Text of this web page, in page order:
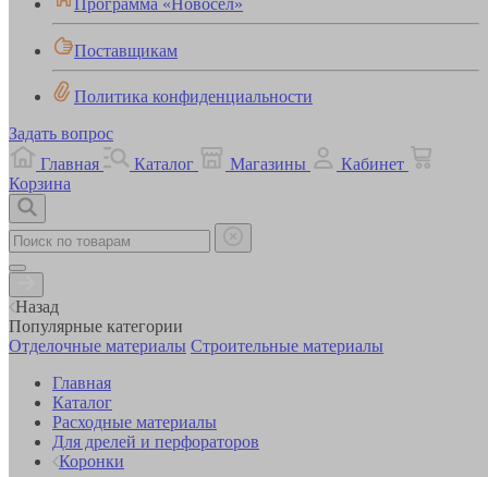
Поставщикам
Политика конфиденциальности
Задать вопрос
Главная
Каталог Магазины
Кабинет
Корзина
Назад
Популярные категории
Отделочные материалы Строительные материалы
Главная
Каталог
Расходные материалы
Для дрелей и перфораторов
Коронки